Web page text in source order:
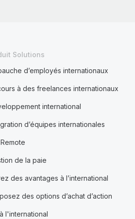
Solutions
d’employés internationaux
à des freelances internationaux
international
d’équipes internationales
de la paie
des avantages à l’international
des options d’achat d’action
l'international